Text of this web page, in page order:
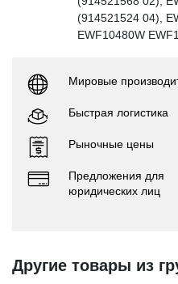
(914521524 04),
EWF10480W
Мировые
Быстрая логистика
Рыночные цены
Предложения для
юридических лиц
Другие товары из